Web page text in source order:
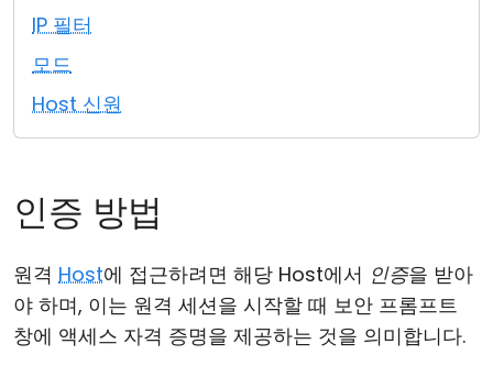
IP 필터
모드
Host 신원
인증 방법
원격 Host에 접근하려면 해당 Host에서 인증을 받아
야 하며, 이는 원격 세션을 시작할 때 보안 프롬프트
창에 액세스 자격 증명을 제공하는 것을 의미합니다.